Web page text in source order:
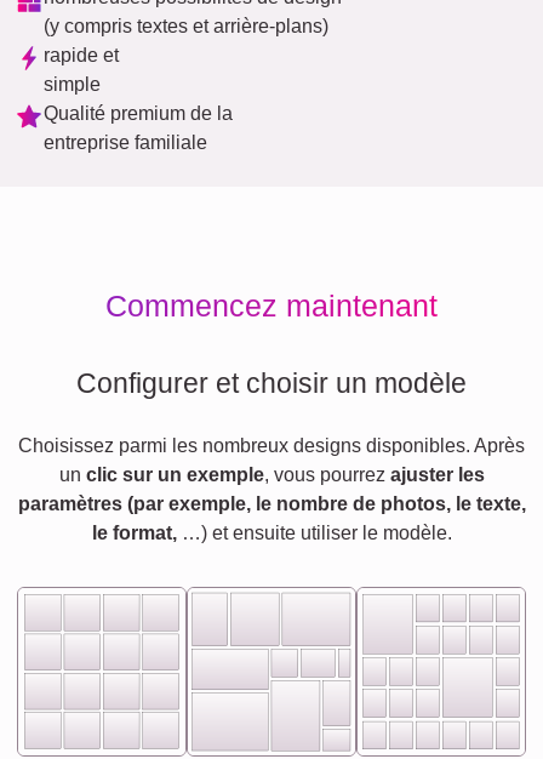
(y compris textes et arrière-plans)
rapide et
simple
Qualité premium de la
entreprise familiale
Commencez maintenant
Configurer et choisir un modèle
Choisissez parmi les nombreux designs disponibles. Après
un clic sur un exemple, vous pourrez ajuster les
paramètres (par exemple, le nombre de photos, le texte,
le format,…) et ensuite utiliser le modèle.